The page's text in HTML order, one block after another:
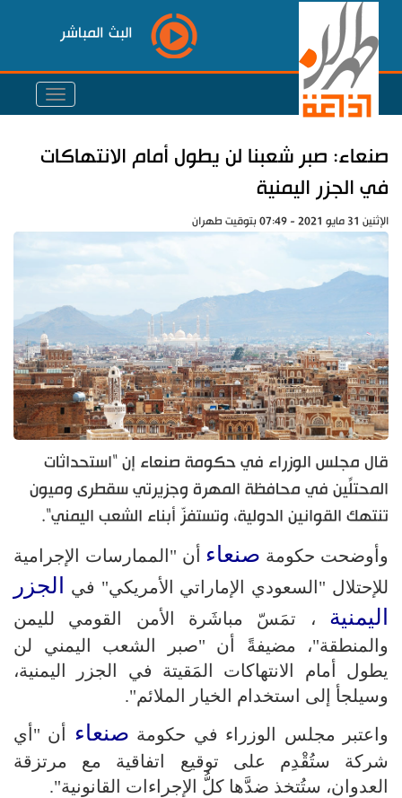
البث المباشر
صنعاء: صبر شعبنا لن يطول أمام الانتهاكات
في الجزر اليمنية
الإثنين 31 مايو 2021 - 07:49 بتوقيت طهران
قال مجلس الوزراء في حكومة صنعاء إن "استحداثات
المحتلِّين في محافظة المهرة وجزيرتي سقطرى وميون
تنتهك القوانين الدولية، وتستفزّ أبناء الشعب اليمني".
وأوضحت حكومة صنعاء أن "الممارسات الإجرامية
للإحتلال "السعودي الإماراتي الأمريكي" في
الجزر
اليمنية ، تمَسّ مباشَرة الأمن القومي لليمن
والمنطقة"، مضيفةً أن "صبر الشعب اليمني لن
يطول أمام الانتهاكات المَقيتة في الجزر اليمنية،
وسيلجأ إلى استخدام الخيار الملائم".
واعتبر مجلس الوزراء في حكومة صنعاء أن "أي
شركة ستُقْدِم على توقيع اتفاقية مع مرتزقة
العدوان، ستُتخذ ضدَّها كلُّ الإجراءات القانونية".